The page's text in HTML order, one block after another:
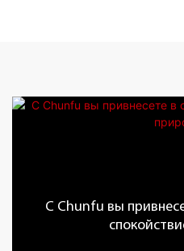
С Chunfu вы